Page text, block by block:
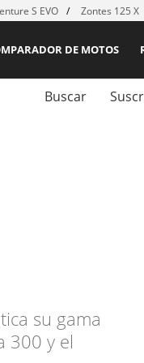
S EVO Zontes 125 X
DE MOTOS
Buscar
su gama
300 y el